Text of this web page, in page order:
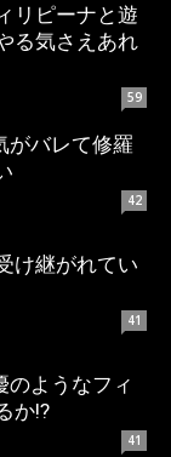
リピーナと遊
る気さえあれ
59
がバレて修羅
42
け継がれてい
41
のようなフィ
か!?
41